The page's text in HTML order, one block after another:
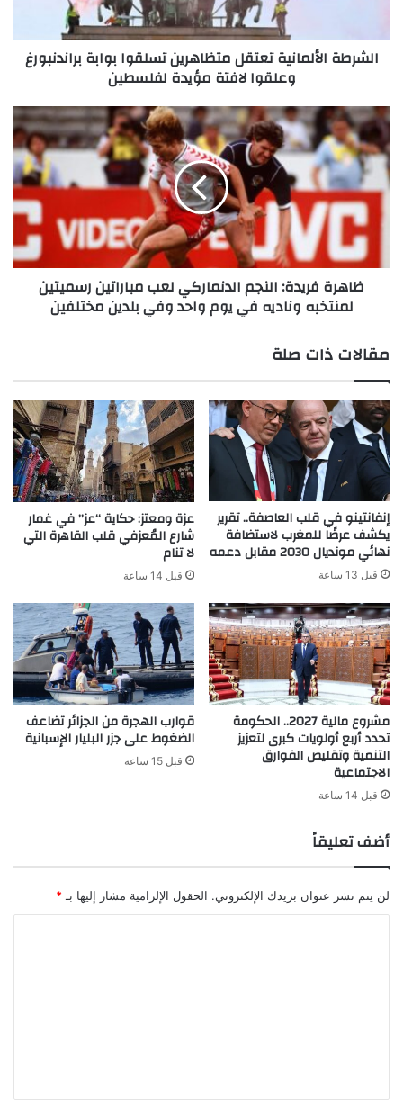
لافتة
مؤيدة
الشرطة الألمانية تعتقل متظاهرين تسلقوا بوابة براندنبورغ
وعلقوا لافتة مؤيدة لفلسطين
ظاهرة
فريدة:
النجم
الدنماركي
لعب
مباراتين
رسميتين
لمنتخبه
وناديه
بلدين
مختلفين
ظاهرة فريدة: النجم الدنماركي لعب مباراتين رسميتين
لمنتخبه وناديه في يوم واحد وفي بلدين مختلفين
مقالات ذات صلة
إنفانتينو في قلب العاصفة.. تقرير
يكشف عرضًا للمغرب لاستضافة
نهائي مونديال 2030 مقابل دعمه
قبل 13 ساعة
عزة ومعتز: حكاية “عز” في غمار
شارع المُعزفي قلب القاهرة التي
لا تنام
قبل 14 ساعة
مشروع مالية 2027.. الحكومة
تحدد أربع أولويات كبرى لتعزيز
التنمية وتقليص الفوارق
الاجتماعية
قبل 14 ساعة
قوارب الهجرة من الجزائر تضاعف
الضغوط على جزر البليار الإسبانية
قبل 15 ساعة
أضف تعليقاً
لن يتم نشر عنوان بريدك الإلكتروني. الحقول الإلزامية مشار إليها بـ*